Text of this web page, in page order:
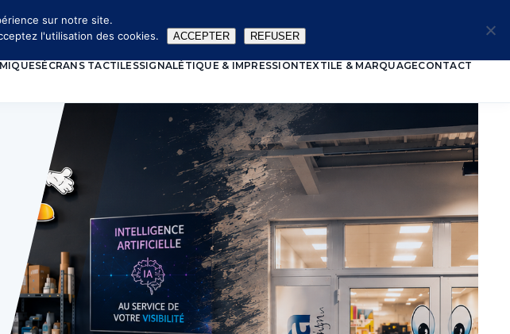
ÉCRANS TACTILESSIGNALÉTIQUE & IMPRESSIONTEXTILE & MARQUAGECONTACT
sur notre site.
l'utilisation des cookies.
ACCEPTER REFUSER